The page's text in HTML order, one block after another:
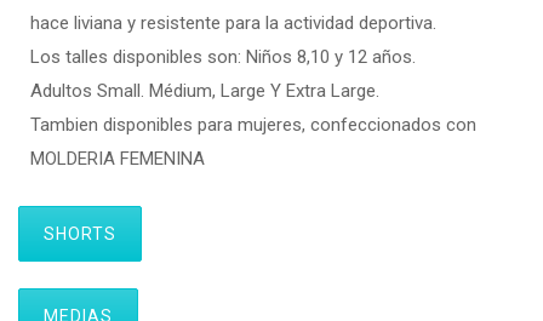
hace liviana y resistente para la actividad deportiva.
Los talles disponibles son: Niños 8,10 y 12 años.
Adultos Small. Médium, Large Y Extra Large.
Tambien disponibles para mujeres, confeccionados con
MOLDERIA FEMENINA
SHORTS
MEDIAS